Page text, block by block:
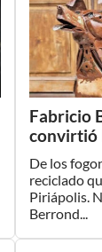
Fabricio
convirtió
De los
reciclado
Piriápolis.
Berrond...